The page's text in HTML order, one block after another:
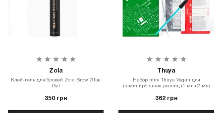
Zola
Клей-гель для бровей Zola Brow Glue
Gel
350 грн
Thuya
Набор mini Thuya Vegan для
ламинирования ресниц (1 мл+2 мл)
362 грн